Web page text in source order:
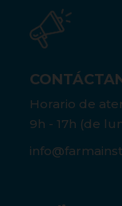
Horario de
9h - 17h (de